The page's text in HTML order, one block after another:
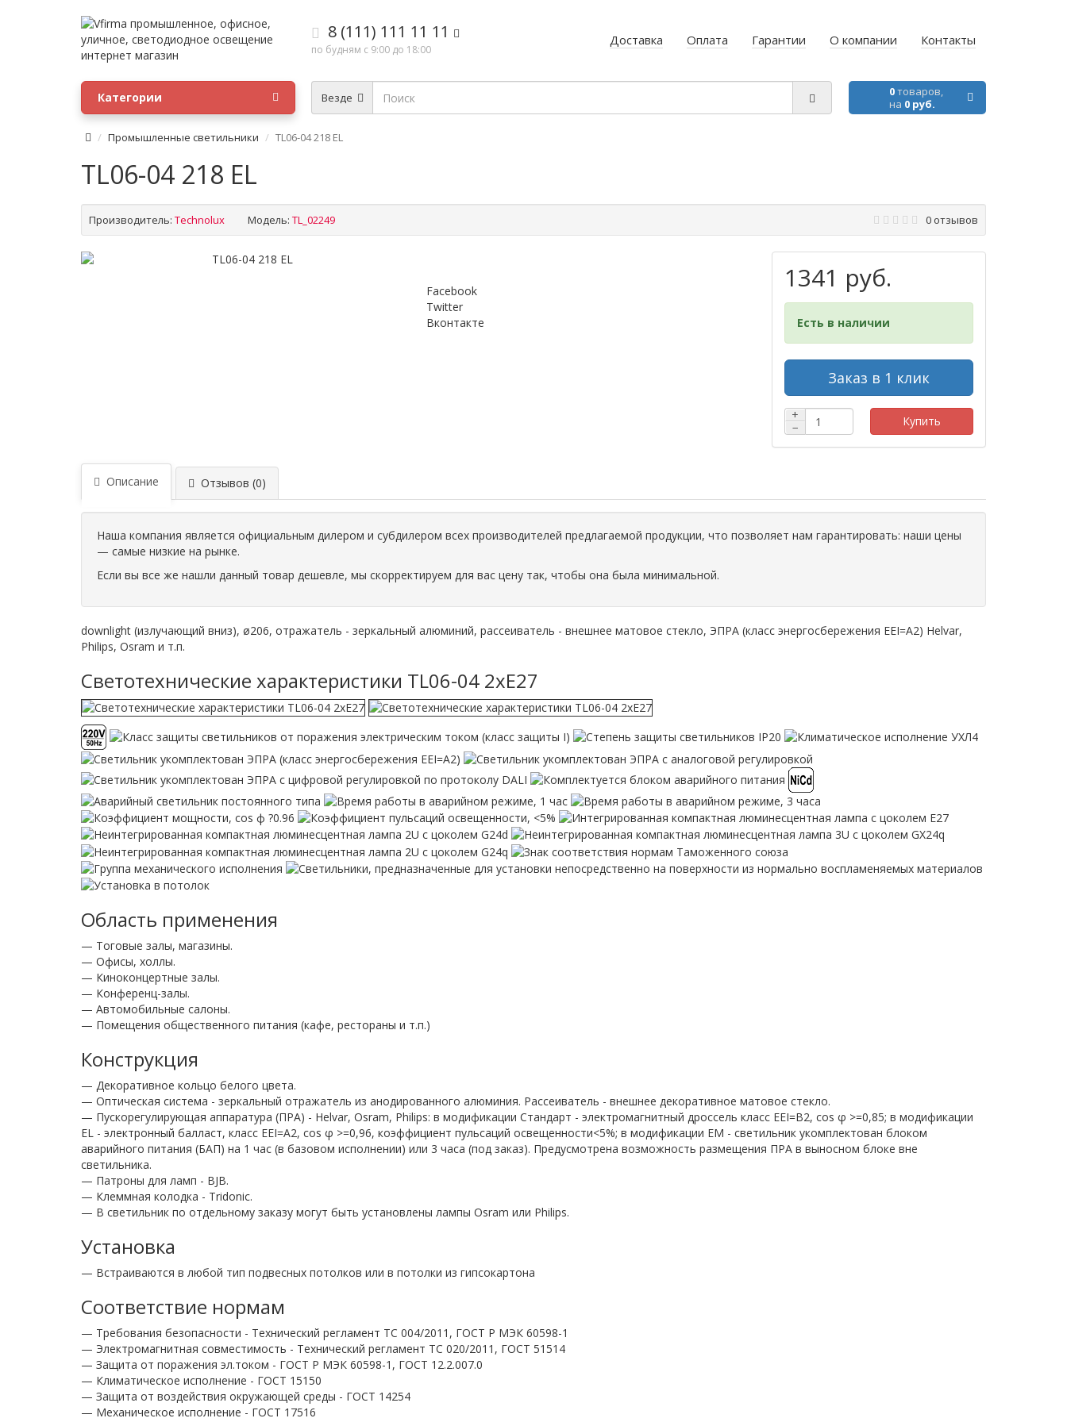
8 (111) 111 11 11
по будням с 9:00 до 18:00
Доставка Оплата Гарантии О компании Контакты
Везде 0товаров,
на 0 руб.
Категории
Промышленные светильники TL06-04 218 EL
TL06-04 218 EL
Производитель: Technolux Модель: TL_02249 0 отзывов
Facebook
Twitter
Вконтакте
1341 руб.
Есть в наличии
Заказ в 1 клик
+
−
Купить
Описание Отзывов (0)
Наша компания является официальным дилером и субдилером всех производителей предлагаемой продукции, что позволяет нам гарантировать: наши цены
— самые низкие на рынке.
Если вы все же нашли данный товар дешевле, мы скорректируем для вас цену так, чтобы она была минимальной.
downlight (излучающий вниз), ø206, отражатель - зеркальный алюминий, рассеиватель - внешнее матовое стекло, ЭПРА (класс энергосбережения EEI=A2) Helvar,
Philips, Osram и т.п.
Светотехнические характеристики TL06-04 2xE27
Область применения
— Тоговые залы, магазины.
— Офисы, холлы.
— Киноконцертные залы.
— Конференц-залы.
— Автомобильные салоны.
— Помещения общественного питания (кафе, рестораны и т.п.)
Конструкция
— Декоративное кольцо белого цвета.
— Оптическая система - зеркальный отражатель из анодированного алюминия. Рассеиватель - внешнее декоративное матовое стекло.
— Пускорегулирующая аппаратура (ПРА) - Helvar, Osram, Philips: в модификации Стандарт - электромагнитный дроссель класс EEI=B2, cos φ >=0,85; в модификации
EL - электронный балласт, класс EEI=A2, cos φ >=0,96, коэффициент пульсаций освещенности<5%; в модификации EM - светильник укомплектован блоком
аварийного питания (БАП) на 1 час (в базовом исполнении) или 3 часа (под заказ). Предусмотрена возможность размещения ПРА в выносном блоке вне
светильника.
— Патроны для ламп - BJB.
— Клеммная колодка - Tridonic.
— В светильник по отдельному заказу могут быть установлены лампы Osram или Philips.
Установка
— Встраиваются в любой тип подвесных потолков или в потолки из гипсокартона
Соответствие нормам
— Требования безопасности - Технический регламент ТС 004/2011, ГОСТ Р МЭК 60598-1
— Электромагнитная совместимость - Технический регламент ТС 020/2011, ГОСТ 51514
— Защита от поражения эл.током - ГОСТ Р МЭК 60598-1, ГОСТ 12.2.007.0
— Климатическое исполнение - ГОСТ 15150
— Защита от воздействия окружающей среды - ГОСТ 14254
— Механическое исполнение - ГОСТ 17516